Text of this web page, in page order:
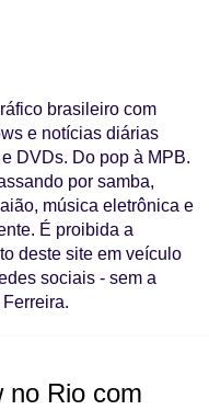
brasileiro com
e notícias diárias
DVDs. Do pop à MPB.
por samba,
música eletrônica e
É proibida a
deste site em veículo
sociais - sem a
no Rio com